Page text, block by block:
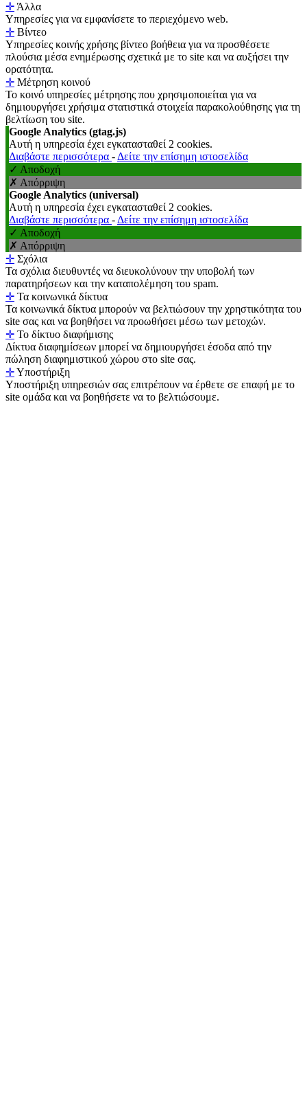
✛ Άλλα
Υπηρεσίες για να εμφανίσετε το περιεχόμενο web.
✛ Βίντεο
Υπηρεσίες κοινής χρήσης βίντεο βοήθεια για να προσθέσετε
πλούσια μέσα ενημέρωσης σχετικά με το site και να αυξήσει την
ορατότητα.
✛ Μέτρηση κοινού
Το κοινό υπηρεσίες μέτρησης που χρησιμοποιείται για να
δημιουργήσει χρήσιμα στατιστικά στοιχεία παρακολούθησης για τη
βελτίωση του site.
Google Analytics (gtag.js)
Αυτή η υπηρεσία έχει εγκατασταθεί 2 cookies.
Διαβάστε περισσότερα - Δείτε την επίσημη ιστοσελίδα
✓ Αποδοχή
✗ Απόρριψη
Google Analytics (universal)
Αυτή η υπηρεσία έχει εγκατασταθεί 2 cookies.
Διαβάστε περισσότερα - Δείτε την επίσημη ιστοσελίδα
✓ Αποδοχή
✗ Απόρριψη
✛ Σχόλια
Τα σχόλια διευθυντές να διευκολύνουν την υποβολή των
παρατηρήσεων και την καταπολέμηση του spam.
✛ Τα κοινωνικά δίκτυα
Τα κοινωνικά δίκτυα μπορούν να βελτιώσουν την χρηστικότητα του
site σας και να βοηθήσει να προωθήσει μέσω των μετοχών.
✛ Το δίκτυο διαφήμισης
Δίκτυα διαφημίσεων μπορεί να δημιουργήσει έσοδα από την
πώληση διαφημιστικού χώρου στο site σας.
✛Υποστήριξη
Υποστήριξη υπηρεσιών σας επιτρέπουν να έρθετε σε επαφή με το
site ομάδα και να βοηθήσετε να το βελτιώσουμε.